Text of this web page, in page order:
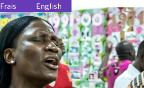
Frais English